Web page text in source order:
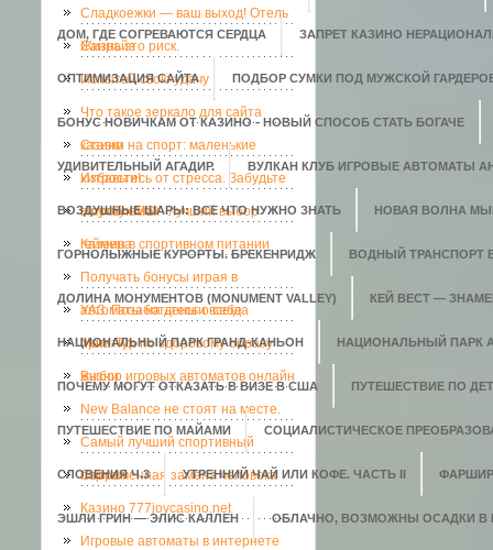
ДОМ, ГДЕ СОГРЕВАЮТСЯ СЕРДЦА ЗАПРЕТ КАЗИНО
ОПТИМИЗАЦИЯ САЙТА ПОДБОР СУМКИ ПОД МУЖСКОЙ
БОНУС НОВИЧКАМ ОТ КАЗИНО - НОВЫЙ СПОСОБ СТАТЬ БОГАЧЕ
УДИВИТЕЛЬНЫЙ АГАДИР. ВУЛКАН КЛУБ ИГРОВЫЕ АВТОМАТЫ
ВОЗДУШНЫЕ ШАРЫ: ВСЕ ЧТО НУЖНО ЗНАТЬ НОВАЯ ВОЛНА
ГОРНОЛЫЖНЫЕ КУРОРТЫ. БРЕКЕНРИДЖ ВОДНЫЙ ТРАНСПОРТ
ДОЛИНА МОНУМЕНТОВ (MONUMENT VALLEY) КЕЙ ВЕСТ —
НАЦИОНАЛЬНЫЙ ПАРК ГРАНД-КАНЬОН НАЦИОНАЛЬНЫЙ ПАРК
ПОЧЕМУ МОГУТ ОТКАЗАТЬ В ВИЗЕ В США ПУТЕШЕСТВИЕ ПО
ПУТЕШЕСТВИЕ ПО МАЙАМИ СОЦИАЛИСТИЧЕСКОЕ
СЛОВЕНИЯ Ч.3 УТРЕННИЙ ЧАЙ ИЛИ КОФЕ. ЧАСТЬ II
ЭШЛИ ГРИН — ЭЛИС КАЛЛЕН ОБЛАЧНО, ВОЗМОЖНЫ ОСАДКИ В
Сладкоежки — ваш выход! Отель
Санрайз
Жизнь это риск.
Испытай свою удачу
Что такое зеркало для сайта
казино
Ставки на спорт: маленькие
хитрости!
Избавьтесь от стресса. Забудьте
о проблемах
Ноутбук MSI - лучший выбор
геймера
Казеин в спортивном питании
Получать бонусы играя в
автоматы на деньги всегда
приятно.
УАЗ. Позаботьтесь о себе
Мега-Тур по здоровому образу
жизни
Выбор игровых автоматов онлайн
New Balance не стоят на месте.
Самый лучший спортивный
портал
Современная замена человека
Казино 777joycasino.net
Игровые автоматы в интернете